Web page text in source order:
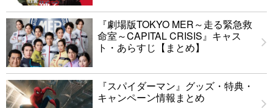
『劇場版TOKYO MER～走る緊急救
命室～CAPITAL CRISIS』キャス
ト・あらすじ【まとめ】
『スパイダーマン』グッズ・特典・
キャンペーン情報まとめ